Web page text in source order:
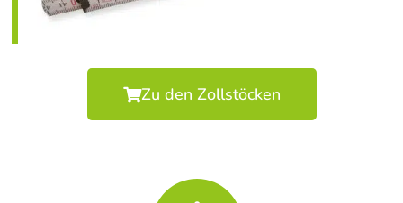
Zu den Zollstöcken